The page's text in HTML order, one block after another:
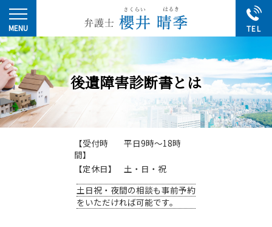
後遺障害診断書とは
【受付時
間】
平日9時～18時
【定休日】
土・日・祝
土日祝・夜間の相談も事前予約
をいただければ可能です。